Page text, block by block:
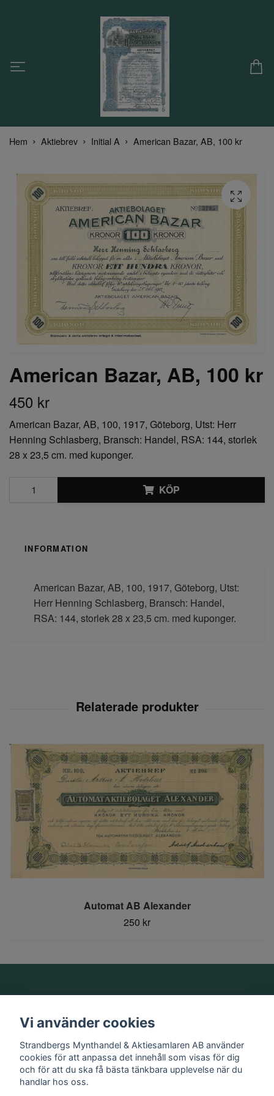
Hem Aktiebrev Initial A American Bazar, AB, 100 kr
American Bazar, AB, 100 kr
450 kr
American Bazar, AB, 100, 1917, Göteborg, Utst: Herr
Henning Schlasberg, Bransch: Handel, RSA: 144, storlek
28 x 23,5 cm. med kuponger.
KÖP
INFORMATION
American Bazar, AB, 100, 1917, Göteborg, Utst:
Herr Henning Schlasberg, Bransch: Handel,
RSA: 144, storlek 28 x 23,5 cm. med kuponger.
Automat AB Alexander
250 kr
Information
Sociala medier
Vi använder cookies
Strandbergs Mynthandel & Aktiesamlaren AB använder
cookies för att anpassa det innehåll som visas för dig
och för att du ska få bästa tänkbara upplevelse när du
handlar hos oss.